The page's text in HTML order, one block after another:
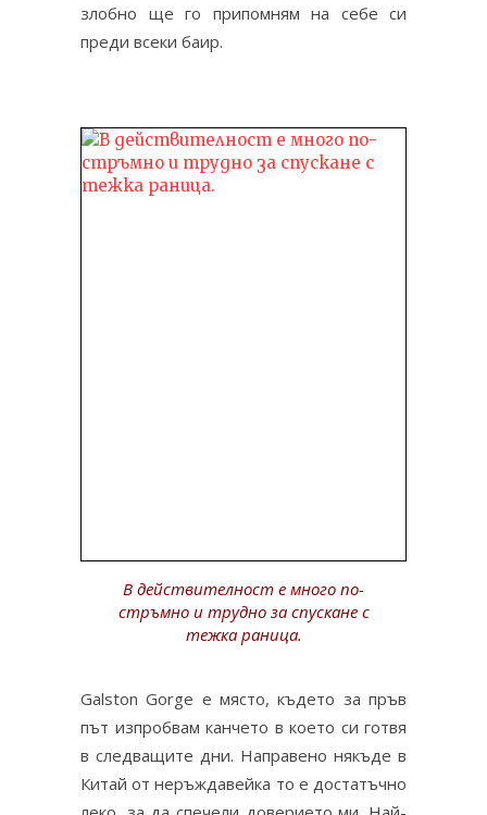
злобно ще го припомням на себе си
преди всеки баир.
В действителност е много по-
стръмно и трудно за спускане с
тежка раница.
Galston Gorge е място, където за пръв
път изпробвам канчето в което си готвя
в следващите дни. Направено някъде в
Китай от неръждавейка то е достатъчно